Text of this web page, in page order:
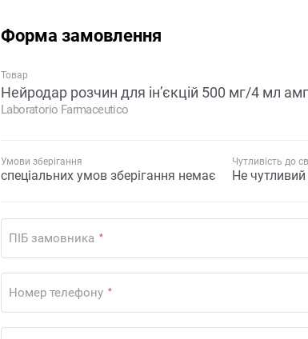
Форма замовлення
Товар
Нейродар розчин для ін’єкцій 500 мг/4 мл
Laboratorio Farmaceutico
Умови зберігання
спеціальних умов зберігання немає
Чутливість до
Не чутливий
ПІБ замовника *
Номер телефону *